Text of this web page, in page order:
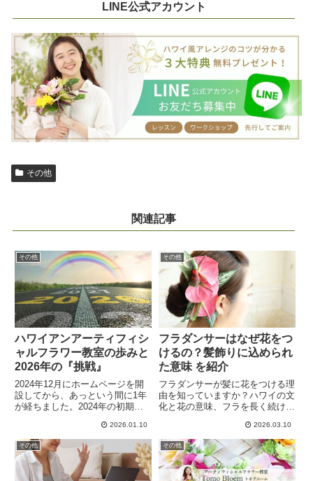
LINE公式アカウント
その他
関連記事
その他
ハワイアンアーティフィシ
ャルフラワー教室の歩みと
2026年の『挑戦』
2024年12月にホームページを開
設してから、あっという間に1年
が経ちました。2024年の初期は
中だった私。その頃からの歩みを
振り返りながら、2026年に向け
た目標は『挑戦』に決めました。
今年は挑む年にしたいです。
2026.01.10
その他
フラダンサーはなぜ花をつ
けるの？髪飾りに込められ
た意味 を紹介
フラダンサーが髪に花をつける理
由を知っていますか？ハワイの文
化と花の意味、フラを長く続けて
サーの視点でフラにとって花がど
れほど大切かということを紹介し
たいと思います。これを知ればフ
ラがもっと楽しくなりますよ。
2026.03.10
その他 その他